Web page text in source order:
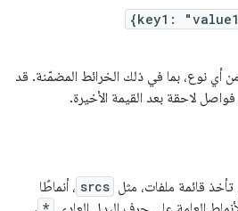
{key1:
أي نوع، بما في ذلك الخرائط المضمّنة. قد
لاحقة بعد القيمة الأخيرة.
قائمة ملفات، مثل srcs ، أنماطًا